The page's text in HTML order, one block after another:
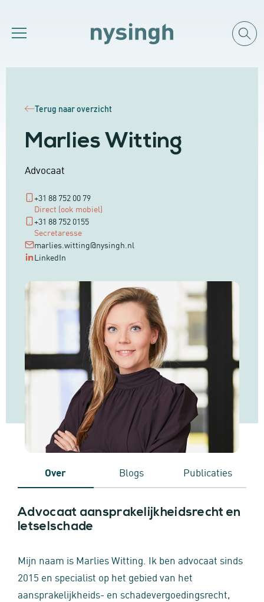
Terug naar overzicht
Marlies Witting
Advocaat
+31 88 752 00 79
Direct (ook mobiel)
+31 88 752 0155
Secretaresse
marlies.witting@nysingh.nl
LinkedIn
Over Blogs Publicaties
Advocaat aansprakelijkheidsrecht en
letselschade
Mijn naam is Marlies Witting. Ik ben advocaat sinds
2015 en specialist op het gebied van het
aansprakelijkheids- en schadevergoedingsrecht,